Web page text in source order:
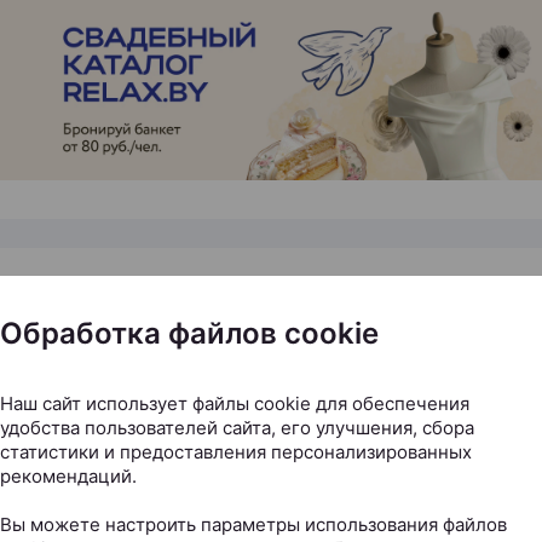
ЭФФЕКТИВНАЯ РЕКЛАМА НА САЙТЕ
теперь в Национальном
там открылись
Обработка файлов cookie
Наш сайт использует файлы cookie для обеспечения
удобства пользователей сайта, его улучшения, сбора
статистики и предоставления персонализированных
рекомендаций.
Вы можете настроить параметры использования файлов